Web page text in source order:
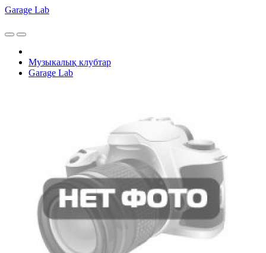
Garage Lab
Музыкалық клубтар
Garage Lab